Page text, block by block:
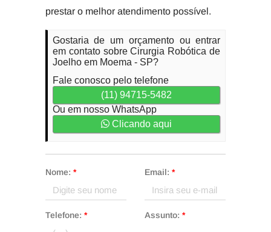
prestar o melhor atendimento possível.
Gostaria de um orçamento ou entrar
em contato sobre Cirurgia Robótica de
Joelho em Moema - SP?
Fale conosco pelo telefone
(11) 94715-5482
Ou em nosso WhatsApp
Clicando aqui
Nome: * Email: *
Telefone: * Assunto: *